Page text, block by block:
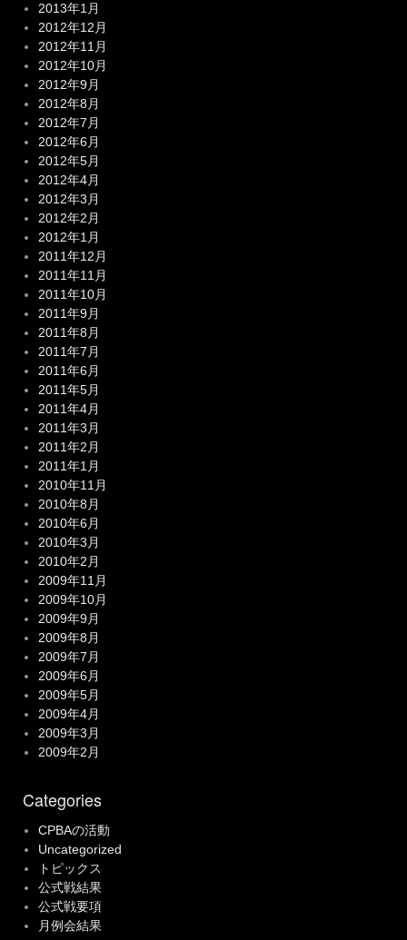
2013年1月
2012年12月
2012年11月
2012年10月
2012年9月
2012年8月
2012年7月
2012年6月
2012年5月
2012年4月
2012年3月
2012年2月
2012年1月
2011年12月
2011年11月
2011年10月
2011年9月
2011年8月
2011年7月
2011年6月
2011年5月
2011年4月
2011年3月
2011年2月
2011年1月
2010年11月
2010年8月
2010年6月
2010年3月
2010年2月
2009年11月
2009年10月
2009年9月
2009年8月
2009年7月
2009年6月
2009年5月
2009年4月
2009年3月
2009年2月
Categories
CPBAの活動
Uncategorized
トピックス
公式戦結果
公式戦要項
月例会結果